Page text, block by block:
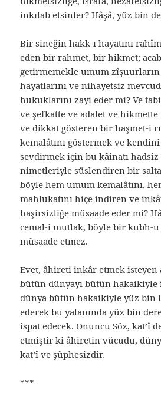
inkılab etsinler? Hâşâ, yüz bin
Bir sineğin hakk-ı hayatını
eden bir rahmet, bir hikmet;
getirmemekle umum
hayatlarını ve nihayetsiz
hukuklarını zayi eder mi? Ve
ve şefkatte ve adalet ve hikmette
ve dikkat gösteren bir haşmet-i
kemalâtını göstermek ve
sevdirmek için bu kâinatı
nimetleriyle süslendiren bir
böyle hem umum kemalâtını,
mahlukatını hiçe indiren ve
haşirsizliğe müsaade eder mi?
cemal-i mutlak, böyle bir kubh-
müsaade etmez.
Evet, âhireti inkâr etmek isteyen
bütün dünyayı bütün hakaikiyle
dünya bütün hakaikiyle yüz bin
ederek bu yalanında yüz bin
ispat edecek. Onuncu Söz, kat’î
etmiştir ki âhiretin vücudu,
kat’î ve şüphesizdir.
***